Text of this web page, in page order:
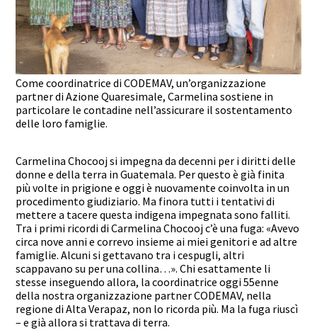
Come coordinatrice di CODEMAV, un’organizzazione
partner di Azione Quaresimale, Carmelina sostiene in
particolare le contadine nell’assicurare il sostentamento
delle loro famiglie.
Carmelina Chocooj si impegna da decenni per i diritti delle
donne e della terra in Guatemala. Per questo è già finita
più volte in prigione e oggi è nuovamente coinvolta in un
procedimento giudiziario. Ma finora tutti i tentativi di
mettere a tacere questa indigena impegnata sono falliti.
Tra i primi ricordi di Carmelina Chocooj c’è una fuga: «Avevo
circa nove anni e correvo insieme ai miei genitori e ad altre
famiglie. Alcuni si gettavano tra i cespugli, altri
scappavano su per una collina…». Chi esattamente li
stesse inseguendo allora, la coordinatrice oggi 55enne
della nostra organizzazione partner CODEMAV, nella
regione di Alta Verapaz, non lo ricorda più. Ma la fuga riuscì
– e già allora si trattava di terra.